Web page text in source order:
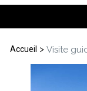
Accueil > Visite